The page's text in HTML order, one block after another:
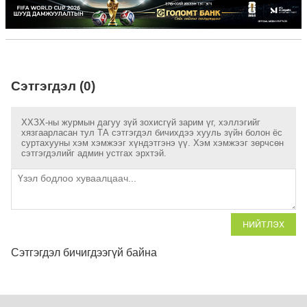
Сэтгэгдэл (0)
ХХЗХ-ны журмын дагуу зүй зохисгүй зарим үг, хэллэгийг
хязгаарласан тул ТА сэтгэгдэл бичихдээ хууль зүйн болон ёс
суртахууны хэм хэмжээг хүндэтгэнэ үү. Хэм хэмжээг зөрчсөн
сэтгэгдэлийг админ устгах эрхтэй.
НИЙТЛЭХ
Сэтгэгдэл бичигдээгүй байна